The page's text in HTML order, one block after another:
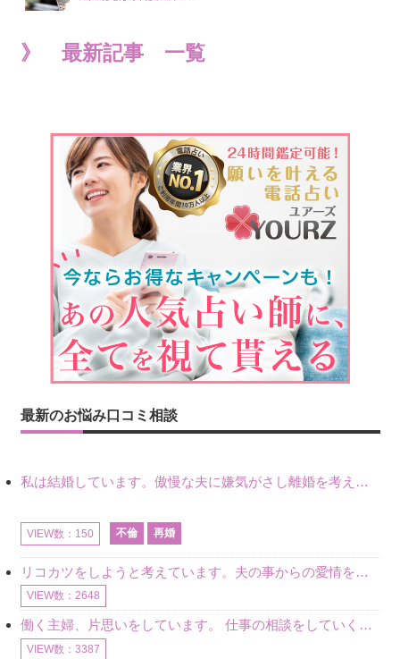
》 最新記事 一覧
最新のお悩み口コミ相談
私は結婚しています。傲慢な夫に嫌気がさし離婚を考えていたときに、彼と出会いました。彼には恋人がいましたが、話をするうちに、夫とのことを相談するようにな
VIEW数：150 不倫 再婚
リコカツをしようと考えています。夫の事からの愛情を全く感じません。子供がいるので、子供が成長するまではと我慢しています。 まず、お金が必要だと考え、仕事の量も増やしました。ところが、夫は働かず、結局は
VIEW数：2648
働く主婦、片思いをしています。 仕事の相談をしていくうちに、彼のことを好きになりました。私には夫も子供もいます。不倫をしているわけでもなく、もちろん、この気持ちは誰にも話していません。 ラインをする関
VIEW数：3387